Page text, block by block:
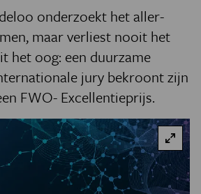
AGENDA
onderzoekt het aller-
maar verliest nooit het
het oog: een duurzame
jury bekroont zijn
FWO- Excellentieprijs.